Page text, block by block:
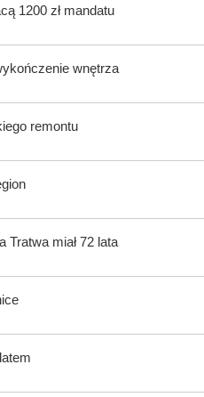
1200 zł mandatu
wnętrza
remontu
miał 72 lata